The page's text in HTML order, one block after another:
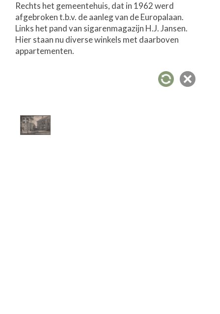
Rechts het gemeentehuis, dat in 1962 werd
afgebroken t.b.v. de aanleg van de Europalaan.
Links het pand van sigarenmagazijn H.J. Jansen.
Hier staan nu diverse winkels met daarboven
appartementen.